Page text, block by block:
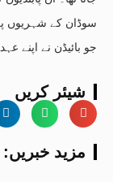
سوڈان کے شہریوں
جو بائیڈن نے اپنے
شیئر کریں
:مزید خبریں